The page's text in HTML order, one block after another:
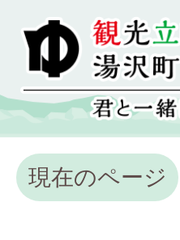
現在のページ